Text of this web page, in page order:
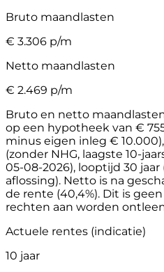
Bruto maandlasten
€ 3.306 p/m
Netto maandlasten
€ 2.469 p/m
Bruto en netto
op een hypotheek van €
minus eigen inleg €
(zonder NHG, laagste 10-
05-08-2026), looptijd 30
aflossing). Netto is na
de rente (40,4%). Dit is
rechten aan worden
Actuele rentes (indicatie)
10 jaar